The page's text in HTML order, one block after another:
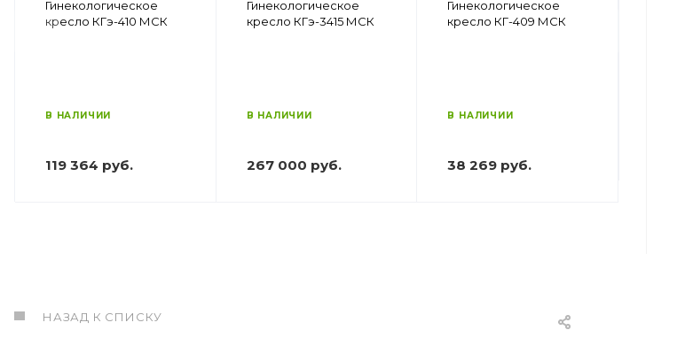
Гинекологическое
кресло КГэ-410 МСК
В НАЛИЧИИ
119 364 руб.
Гинекологическое
кресло КГэ-3415 МСК
В НАЛИЧИИ
267 000 руб.
Гинекологическое
кресло КГ-409 МСК
В НАЛИЧИИ
38 269 руб.
НАЗАД К СПИСКУ